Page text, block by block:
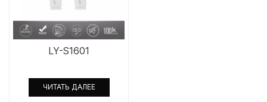
LY-S1601
ЧИТАТЬ ДАЛЕЕ